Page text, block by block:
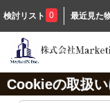
検討リスト 0 最近見た
Cookieの取扱